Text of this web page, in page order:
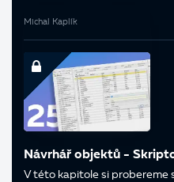
Michal Kaplík
Návrhář objektů -
V této kapitole si probereme